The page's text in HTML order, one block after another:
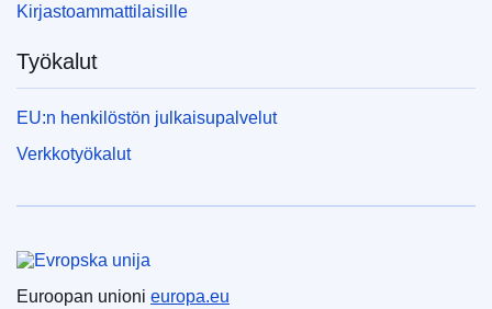
Kirjastoammattilaisille
Työkalut
EU:n henkilöstön julkaisupalvelut
Verkkotyökalut
Euroopan unioni
Euroopan unioni europa.eu